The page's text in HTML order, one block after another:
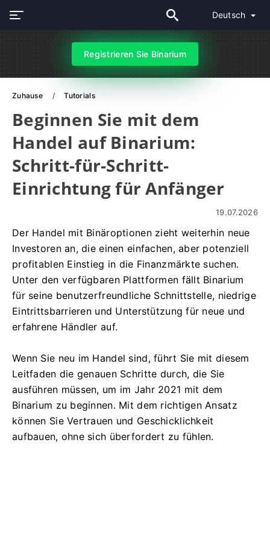
Deutsch
Registrieren Sie Binarium
Zuhause Tutorials
Beginnen Sie mit dem
Handel auf Binarium:
Schritt-für-Schritt-
Einrichtung für Anfänger
19.07.2026
Der Handel mit Binäroptionen zieht weiterhin neue
Investoren an, die einen einfachen, aber potenziell
profitablen Einstieg in die Finanzmärkte suchen.
Unter den verfügbaren Plattformen fällt Binarium
für seine benutzerfreundliche Schnittstelle, niedrige
Eintrittsbarrieren und Unterstützung für neue und
erfahrene Händler auf.
Wenn Sie neu im Handel sind, führt Sie mit diesem
Leitfaden die genauen Schritte durch, die Sie
ausführen müssen, um im Jahr 2021 mit dem
Binarium zu beginnen. Mit dem richtigen Ansatz
können Sie Vertrauen und Geschicklichkeit
aufbauen, ohne sich überfordert zu fühlen.